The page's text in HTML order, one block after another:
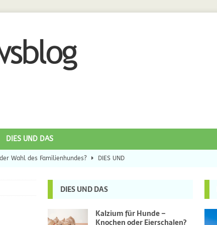
DIES UND DAS
Wahl des Familienhundes? DIES UND
DIES UND DAS
Kalzium für Hunde –
Knochen oder Eierschalen?